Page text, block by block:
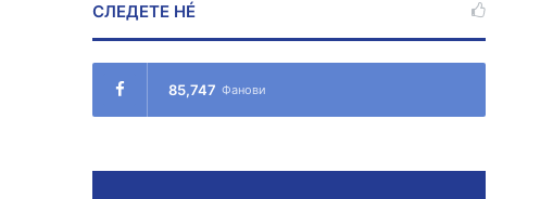
СЛЕДЕТЕ НÉ
85,747 Фанови